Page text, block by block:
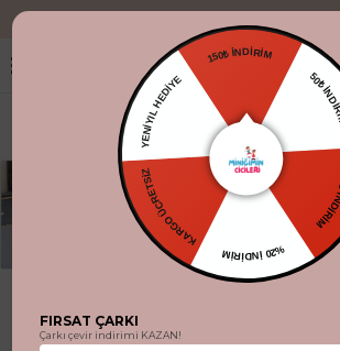
150₺ İNDİRİM
50₺
100
%20 İNDİRİM
KARGO ÜCRETSİZ
YENİYIL HEDİYE
FIRSAT ÇARKI
Çarkı çevir indirimi KAZAN!